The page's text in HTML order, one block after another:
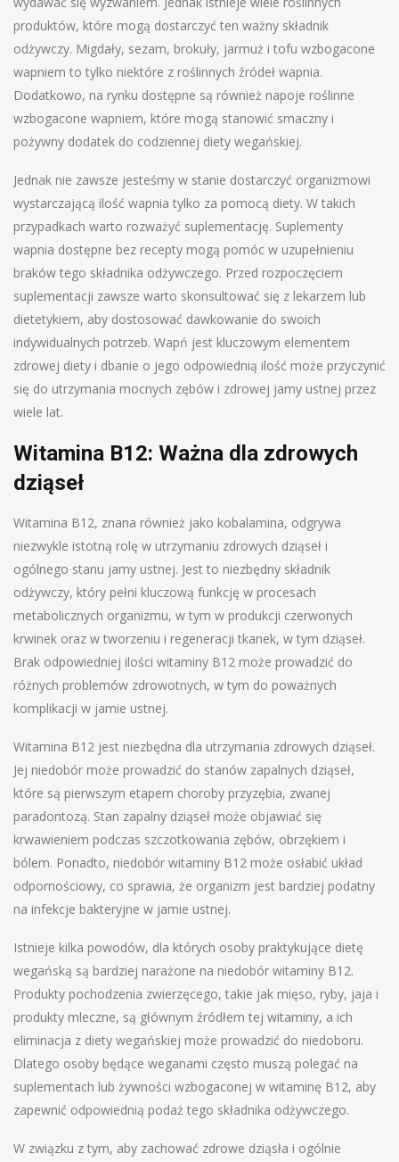
produktów, które mogą dostarczyć ten ważny składnik
odżywczy. Migdały, sezam, brokuły, jarmuż i tofu wzbogacone
wapniem to tylko niektóre z roślinnych źródeł wapnia.
Dodatkowo, na rynku dostępne są również napoje roślinne
wzbogacone wapniem, które mogą stanowić smaczny i
pożywny dodatek do codziennej diety wegańskiej.
Jednak nie zawsze jesteśmy w stanie dostarczyć organizmowi
wystarczającą ilość wapnia tylko za pomocą diety. W takich
przypadkach warto rozważyć suplementację. Suplementy
wapnia dostępne bez recepty mogą pomóc w uzupełnieniu
braków tego składnika odżywczego. Przed rozpoczęciem
suplementacji zawsze warto skonsultować się z lekarzem lub
dietetykiem, aby dostosować dawkowanie do swoich
indywidualnych potrzeb. Wapń jest kluczowym elementem
zdrowej diety i dbanie o jego odpowiednią ilość może przyczynić
się do utrzymania mocnych zębów i zdrowej jamy ustnej przez
wiele lat.
Witamina B12: Ważna dla zdrowych
dziąseł
Witamina B12, znana również jako kobalamina, odgrywa
niezwykle istotną rolę w utrzymaniu zdrowych dziąseł i
ogólnego stanu jamy ustnej. Jest to niezbędny składnik
odżywczy, który pełni kluczową funkcję w procesach
metabolicznych organizmu, w tym w produkcji czerwonych
krwinek oraz w tworzeniu i regeneracji tkanek, w tym dziąseł.
Brak odpowiedniej ilości witaminy B12 może prowadzić do
różnych problemów zdrowotnych, w tym do poważnych
komplikacji w jamie ustnej.
Witamina B12 jest niezbędna dla utrzymania zdrowych dziąseł.
Jej niedobór może prowadzić do stanów zapalnych dziąseł,
które są pierwszym etapem choroby przyzębia, zwanej
paradontozą. Stan zapalny dziąseł może objawiać się
krwawieniem podczas szczotkowania zębów, obrzękiem i
bólem. Ponadto, niedobór witaminy B12 może osłabić układ
odpornościowy, co sprawia, że organizm jest bardziej podatny
na infekcje bakteryjne w jamie ustnej.
Istnieje kilka powodów, dla których osoby praktykujące dietę
wegańską są bardziej narażone na niedobór witaminy B12.
Produkty pochodzenia zwierzęcego, takie jak mięso, ryby, jaja i
produkty mleczne, są głównym źródłem tej witaminy, a ich
eliminacja z diety wegańskiej może prowadzić do niedoboru.
Dlatego osoby będące weganami często muszą polegać na
suplementach lub żywności wzbogaconej w witaminę B12, aby
zapewnić odpowiednią podaż tego składnika odżywczego.
W związku z tym, aby zachować zdrowe dziąsła i ogólnie